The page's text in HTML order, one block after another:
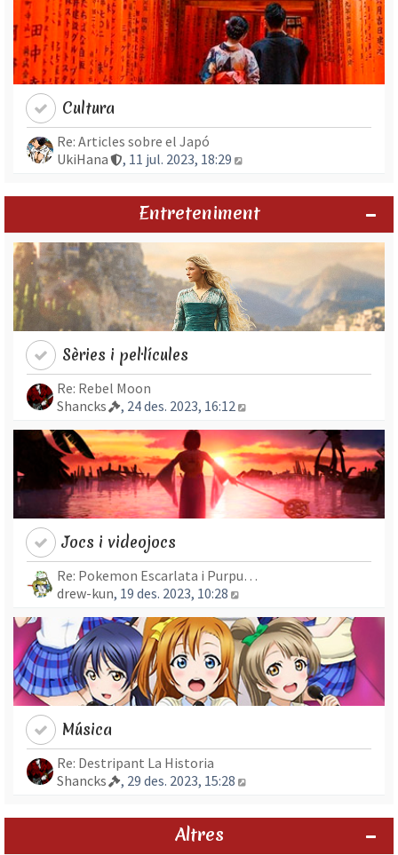
Cultura
Re: Articles sobre el Japó
UkiHana
, 11 jul. 2023, 18:29
Entreteniment
Sèries i pel·lícules
Re: Rebel Moon
Shancks
, 24 des. 2023, 16:12
Jocs i videojocs
Re: Pokemon Escarlata i Purpu…
drew-kun, 19 des. 2023, 10:28
Música
Re: Destripant La Historia
Shancks
, 29 des. 2023, 15:28
Altres